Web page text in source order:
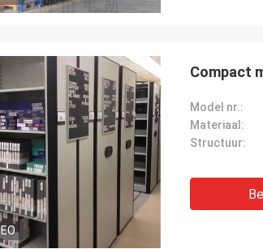
Compact
Model nr.:
Materiaal:
Structuur: